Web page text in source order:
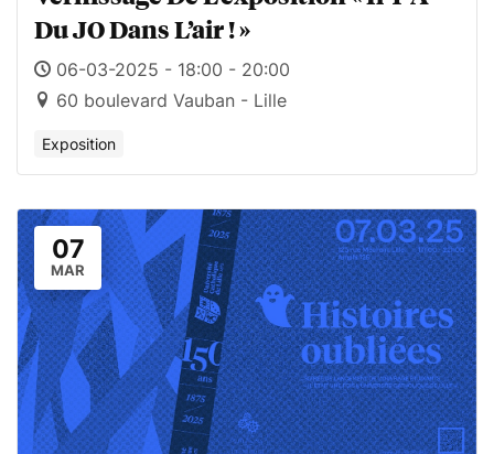
Du JO Dans L’air ! »
06-03-2025 - 18:00 - 20:00
60 boulevard Vauban - Lille
Exposition
07
MAR